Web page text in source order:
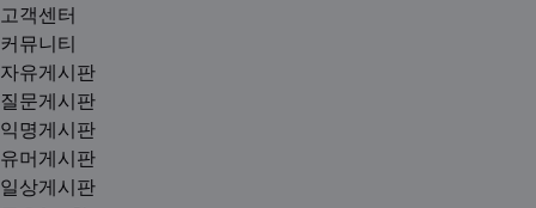
고객센터
커뮤니티
자유게시판
질문게시판
익명게시판
유머게시판
일상게시판